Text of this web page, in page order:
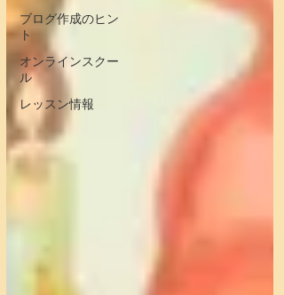
ブログ作成のヒン
ト
オンラインスクー
ル
レッスン情報